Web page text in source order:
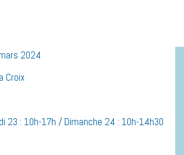
2024
Croix
23 : 10h-17h / Dimanche 24 : 10h-14h30